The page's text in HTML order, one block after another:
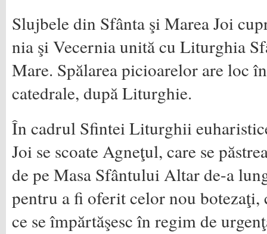
Slujbele din Sfânta şi Marea Joi
nia şi Vecernia unită cu Liturghia
Mare. Spălarea picioarelor are loc
ca­tedrale, după Liturghie.
În cadrul Sfintei Liturghii
Joi se scoate Agneţul, care se
de pe Masa Sfântului Altar de-a
pentru a fi oferit celor nou
ce se împărtăşesc în regim de